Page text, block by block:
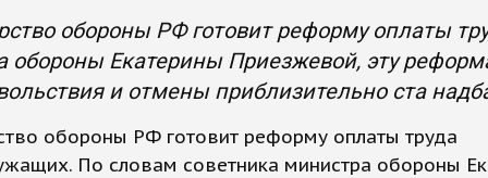
обороны РФ готовит реформу оплаты
обороны Екатерины Приезжевой, эту
и отмены приблизительно ста
обороны РФ готовит реформу оплаты труда
По словам советника министра обороны